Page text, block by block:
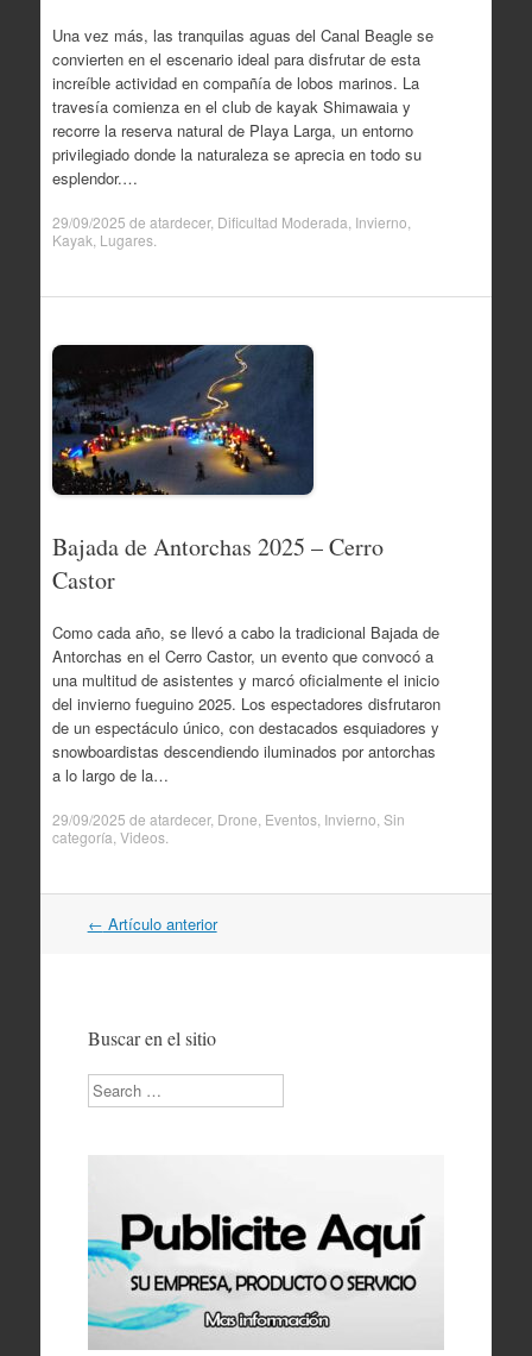
Una vez más, las tranquilas aguas del Canal Beagle se
convierten en el escenario ideal para disfrutar de esta
increíble actividad en compañía de lobos marinos. La
travesía comienza en el club de kayak Shimawaia y
recorre la reserva natural de Playa Larga, un entorno
privilegiado donde la naturaleza se aprecia en todo su
esplendor.…
29/09/2025 de atardecer, Dificultad Moderada Invierno
Kayak Lugares.
Bajada de Antorchas 2025 – Cerro
Castor
Como cada año, se llevó a cabo la tradicional Bajada de
Antorchas en el Cerro Castor, un evento que convocó a
una multitud de asistentes y marcó oficialmente el inicio
del invierno fueguino 2025. Los espectadores disfrutaron
de un espectáculo único, con destacados esquiadores y
snowboardistas descendiendo iluminados por antorchas
a lo largo de la…
29/09/2025 de atardecer, Drone Eventos, Invierno Sin
categoría Videos.
Navegación
← Artículo anterior
Buscar en el sitio
Search